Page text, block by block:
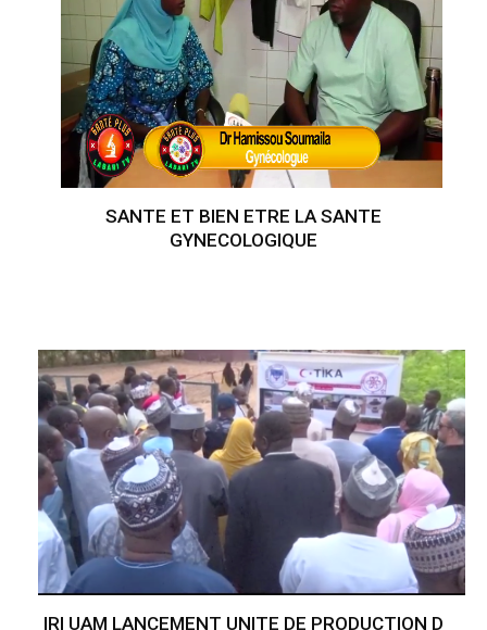
SANTE ET BIEN ETRE LA SANTE
GYNECOLOGIQUE
IRI UAM LANCEMENT UNITE DE PRODUCTION D